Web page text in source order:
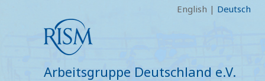
English | Deutsch
Arbeitsgruppe Deutschland e.V.